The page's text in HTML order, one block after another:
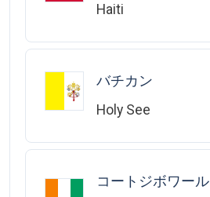
Haiti
バチカン
Holy See
コートジボワール